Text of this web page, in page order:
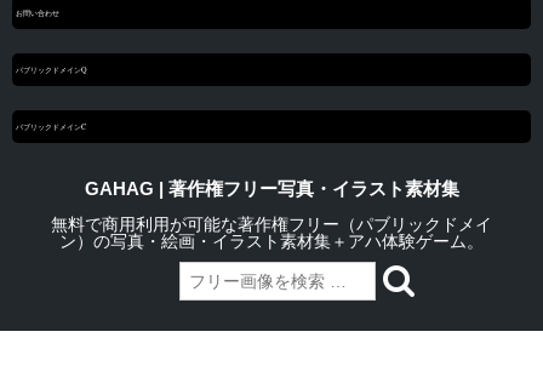
お問い合わせ
パブリックドメインQ
パブリックドメインC
GAHAG | 著作権フリー写真・イラスト素材集
無料で商用利用が可能な著作権フリー（パブリックドメイ
ン）の写真・絵画・イラスト素材集＋アハ体験ゲーム。